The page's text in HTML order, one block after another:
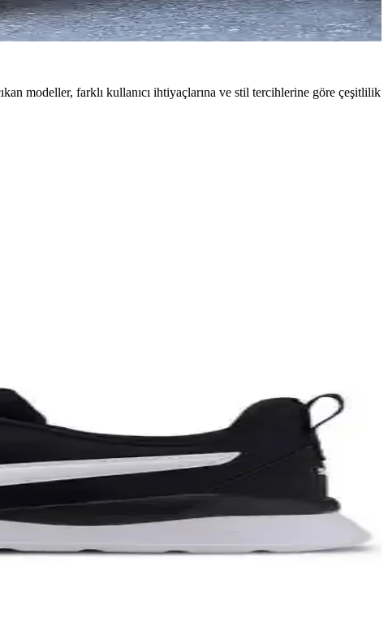
modeller, farklı kullanıcı ihtiyaçlarına ve stil tercihlerine göre çeşitlilik
ve Converse gibi markalar öne çıkıyor.
deri ayakkabılar tercih edilirken, kuzeyde daha rahat yaklaşımlar
modeller, New Balance ve Adidas gibi markalar öne çıkar.